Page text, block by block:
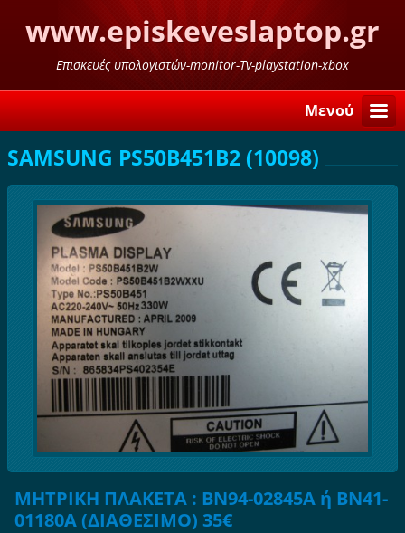
www.episkeveslaptop.gr
Επισκευές υπολογιστών-monitor-Tv-playstation-xbox
Μενού
SAMSUNG PS50B451B2 (10098)
ΜΗΤΡΙΚΗ ΠΛΑΚΕΤΑ : BN94-02845A ή BN41-
01180A (ΔΙΑΘΕΣΙΜΟ) 35€